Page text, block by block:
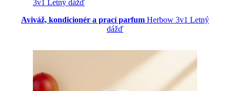
Aviváž, kondicionér a prací parfum Herbow 3v1 Letný
dážď